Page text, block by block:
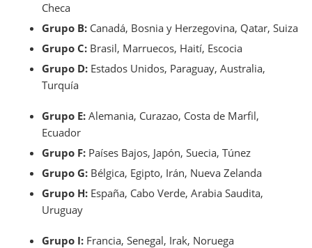
Checa
Grupo B: Canadá, Bosnia y Herzegovina, Qatar, Suiza
Grupo C: Brasil, Marruecos, Haití, Escocia
Grupo D: Estados Unidos, Paraguay, Australia,
Turquía
Grupo E: Alemania, Curazao, Costa de Marfil,
Ecuador
Grupo F: Países Bajos, Japón, Suecia, Túnez
Grupo G: Bélgica, Egipto, Irán, Nueva Zelanda
Grupo H: España, Cabo Verde, Arabia Saudita,
Uruguay
Grupo I: Francia, Senegal, Irak, Noruega